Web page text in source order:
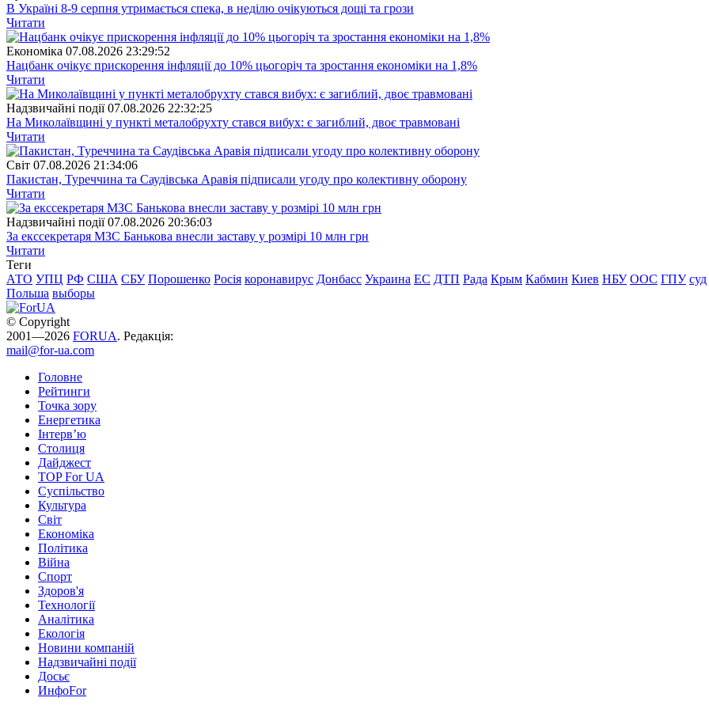
В Україні 8-9 серпня утримається спека, в неділю очікуються дощі та грози
Читати
Економіка 07.08.2026 23:29:52
Нацбанк очікує прискорення інфляції до 10% цьогоріч та зростання економіки на 1,8%
Читати
Надзвичайні події 07.08.2026 22:32:25
На Миколаївщині у пункті металобрухту стався вибух: є загиблий, двоє травмовані
Читати
Свiт 07.08.2026 21:34:06
Пакистан, Туреччина та Саудівська Аравія підписали угоду про колективну оборону
Читати
Надзвичайні події 07.08.2026 20:36:03
За екссекретаря МЗС Банькова внесли заставу у розмірі 10 млн грн
Читати
Теги
АТО УПЦ РФ США СБУ Порошенко Росія коронавирус Донбасс Украина ЕС ДТП Рада Крым Кабмин Киев НБУ ООС ГПУ суд
Польша выборы
© Copyright
2001—2026 FORUA. Редакція:
mail@for-ua.com
Головне
Рейтинги
Точка зору
Енергетика
Інтерв’ю
Столиця
Дайджест
TOP For UA
Суспiльство
Культура
Світ
Економіка
Політика
Війна
Спорт
Здоров'я
Технології
Аналітика
Екологія
Новини компаній
Надзвичайні події
Досьє
ИнфоFor